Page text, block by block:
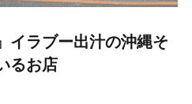
イラブー出汁の沖縄そ
るお店